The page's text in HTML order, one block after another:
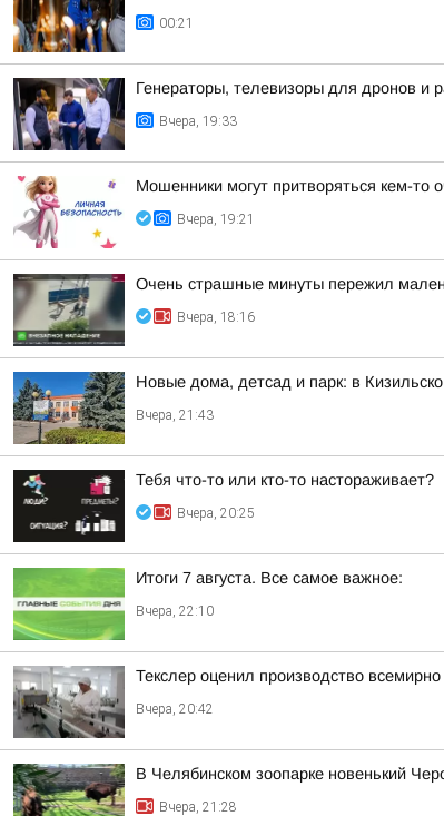
00:21
Генераторы, телевизоры для дронов и
Вчера, 19:33
Мошенники могут притворяться кем-то
Вчера, 19:21
Очень страшные минуты пережил
Вчера, 18:16
Новые дома, детсад и парк: в
Вчера, 21:43
Тебя что-то или кто-то настораживает?
Вчера, 20:25
Итоги 7 августа. Все самое важное:
Вчера, 22:10
Текслер оценил производство
Вчера, 20:42
В Челябинском зоопарке новенький
Вчера, 21:28